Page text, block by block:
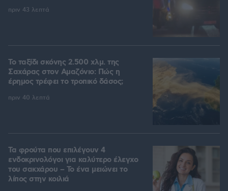
πριν 43 λεπτά
Το ταξίδι σκόνης 2.500 χλμ. της
Σαχάρας στον Αμαζόνιο: Πώς η
έρημος τρέφει το τροπικό δάσος;
πριν 40 λεπτά
Τα φρούτα που επιλέγουν 4
ενδοκρινολόγοι για καλύτερο έλεγχο
του σακχάρου – Το ένα μειώνει το
λίπος στην κοιλιά